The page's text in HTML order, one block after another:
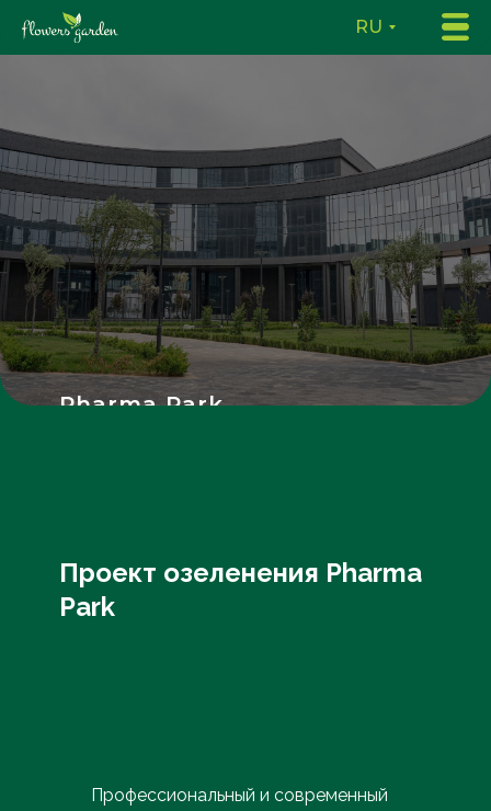
RU
Pharma Park
Проект озеленения Pharma
Park
Профессиональный и современный